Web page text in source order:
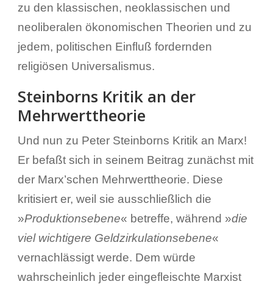
zu den klassischen, neoklassischen und
neoliberalen ökonomischen Theorien und zu
jedem, politischen Einfluß fordernden
religiösen Universalismus.
Steinborns Kritik an der
Mehrwerttheorie
Und nun zu Peter Steinborns Kritik an Marx!
Er befaßt sich in seinem Beitrag zunächst mit
der Marx’schen Mehrwerttheorie. Diese
kritisiert er, weil sie ausschließlich die
»Produktionsebene« betreffe, während »die
viel wichtigere Geldzirkulationsebene«
vernachlässigt werde. Dem würde
wahrscheinlich jeder eingefleischte Marxist